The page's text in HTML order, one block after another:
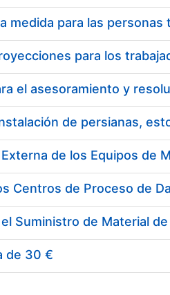
de persianas,
de 30 €